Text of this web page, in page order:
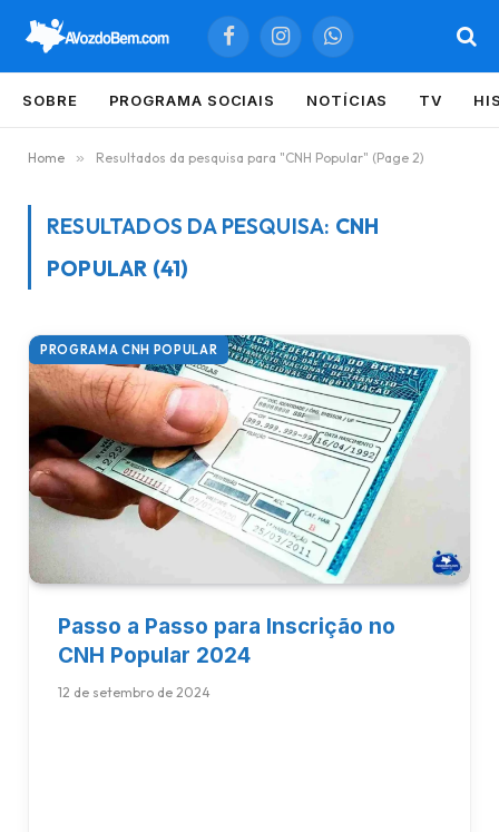
FacebookInstagramWhatsApp
SOBRE PROGRAMA SOCIAIS NOTÍCIAS TV
Home » Resultados da pesquisa para "CNH Popular" (Page 2)
RESULTADOS DA PESQUISA: CNH
POPULAR (41)
PROGRAMA CNH POPULAR
Passo a Passo para Inscrição no
CNH Popular 2024
12 de setembro de 2024